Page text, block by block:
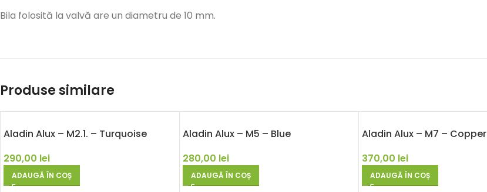
Bila folosită la valvă are un diametru de 10 mm.
Produse similare
Aladin Alux – M2.1. – Turquoise
290,00 lei
ADAUGĂ ÎN COȘ
Aladin Alux – M5 – Blue
280,00 lei
ADAUGĂ ÎN COȘ
Aladin Alux – M7 – Copper
370,00 lei
ADAUGĂ ÎN COȘ